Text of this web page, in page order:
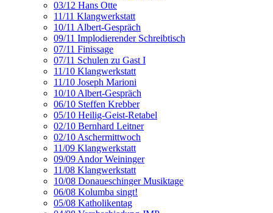
03/12 Hans Otte
11/11 Klangwerkstatt
10/11 Albert-Gespräch
09/11 Implodierender Schreibtisch
07/11 Finissage
07/11 Schulen zu Gast I
11/10 Klangwerkstatt
11/10 Joseph Marioni
10/10 Albert-Gespräch
06/10 Steffen Krebber
05/10 Heilig-Geist-Retabel
02/10 Bernhard Leitner
02/10 Aschermittwoch
11/09 Klangwerkstatt
09/09 Andor Weininger
11/08 Klangwerkstatt
10/08 Donaueschinger Musiktage
06/08 Kolumba singt!
05/08 Katholikentag